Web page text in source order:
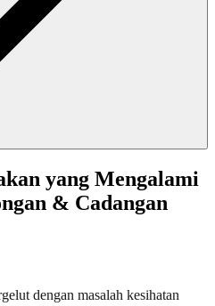
yang Mengalami
& Cadangan
dengan masalah kesihatan